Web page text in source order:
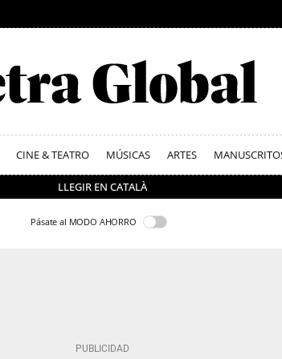
CINE & TEATRO MÚSICAS ARTES
LLEGIR EN CATALÀ
Pásate al MODO AHORRO